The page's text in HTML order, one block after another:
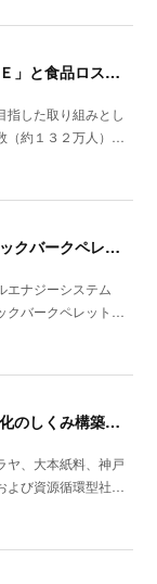
【環 境】ファミリーマート 「ＴＡＢＥＴＥ」と食品ロス削減の実証実験を開始
指した取り組みとし
（約１３２万人）…
【環 境】熊谷組など 新エネルギー「ブラックバークペレット」国内初の製造工場竣工
エナジーシステム
クバークペレット…
【環 境】神戸市で「紙パッケージの再資源化のしくみ構築プロジェクト」開始
ヤ、大本紙料、神戸
よび資源循環型社…